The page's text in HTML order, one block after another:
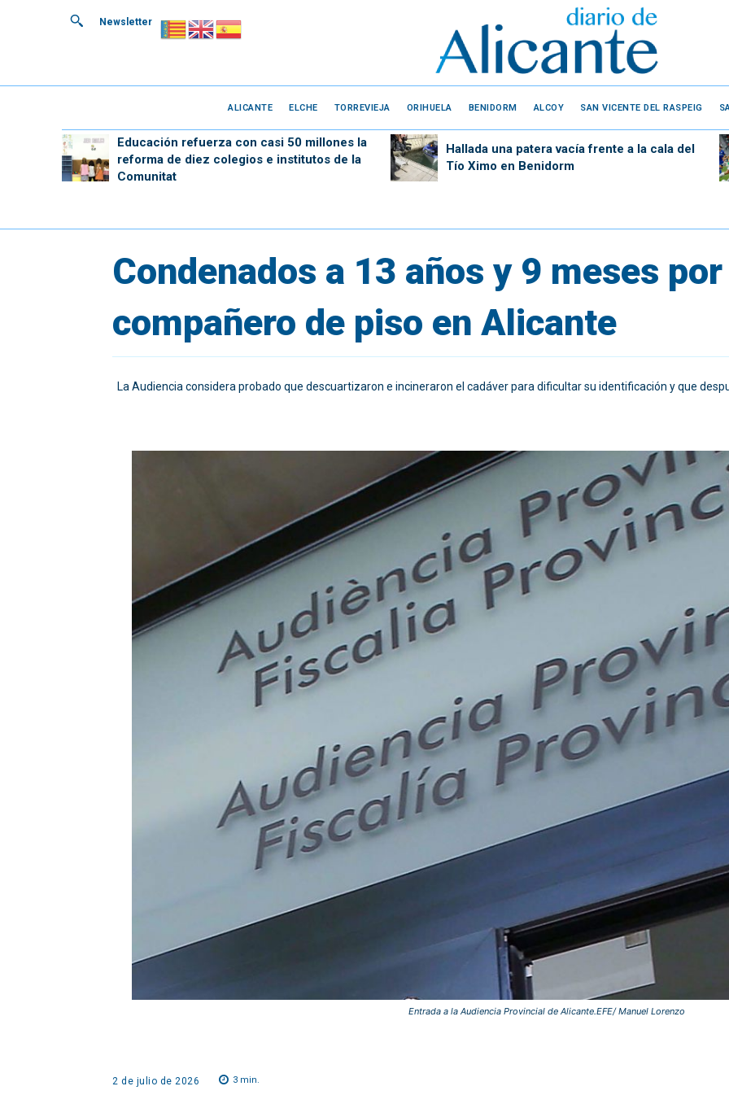
Newsletter
ALICANTE ELCHE TORREVIEJA ORIHUELA BENIDORM ALCOY SAN VICENTE DEL RASPEIG
Educación refuerza con casi 50 millones la
reforma de diez colegios e institutos de la
Comunitat
Hallada una patera vacía frente a la cala del
Tío Ximo en Benidorm
Condenados a 13 años y 9 meses
compañero de piso en Alicante
La Audiencia considera probado que descuartizaron e incineraron el cadáver para dificultar su identificación y que
Entrada a la Audiencia Provincial de Alicante.EFE/ Manuel Lorenzo
2 de julio de 2026 3 min.